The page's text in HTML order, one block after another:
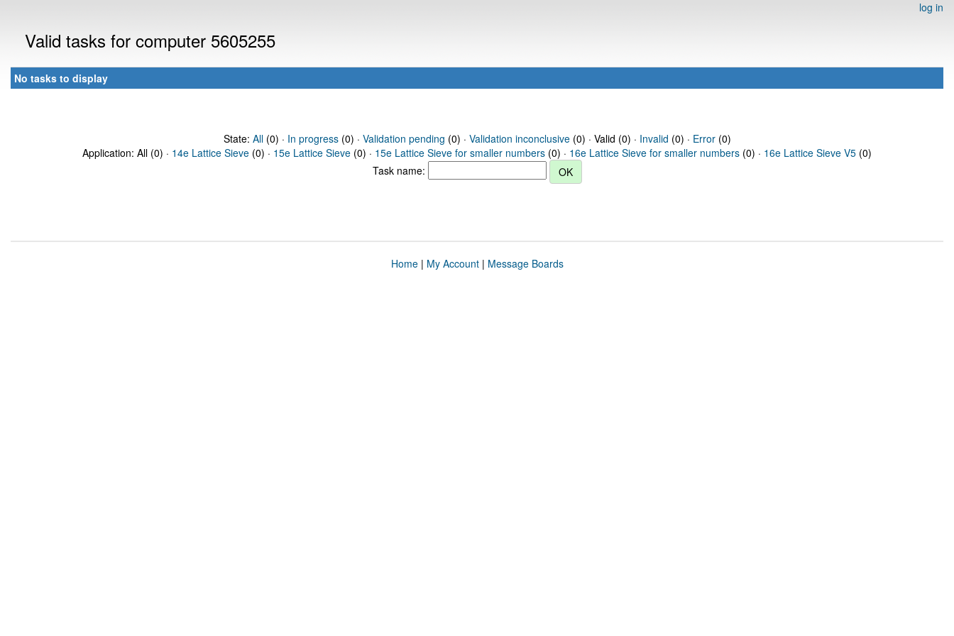
log in
Valid tasks for computer 5605255
No tasks to display
State: All(0) · In progress(0) · Validation pending (0) · Validation inconclusive(0) · Valid (0) · Invalid (0) · Error(0)
Application: All (0) · 14e Lattice Sieve (0) · 15e Lattice Sieve (0) · 15e Lattice Sieve for smaller numbers (0) · 16e Lattice Sieve for smaller numbers (0) · 16e Lattice Sieve V5 (0)
Task name:
Home| My Account| Message Boards